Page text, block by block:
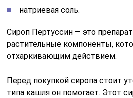
натриевая соль.
Сироп Пертуссин — это
растительные компоненты,
отхаркивающим действием.
Перед покупкой сиропа стоит
типа кашля он помогает. Этот